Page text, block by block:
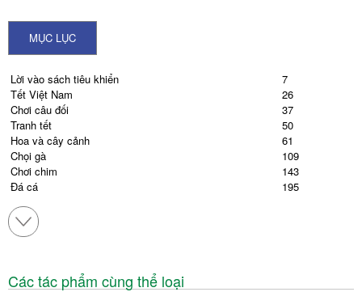
MỤC LỤC
Lời vào sách tiêu khiển
7
Tết Việt Nam
26
Chơi câu đối
37
Tranh tết
50
Hoa và cây cảnh
61
Chọi gà
109
Chơi chim
143
Đá cá
195
Thú câu cá ở miền Nam
Chơi diều
Các tác phẩm cùng thể loại